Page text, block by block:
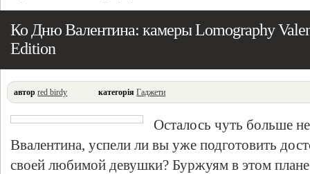
Ко Дню Валентина: камеры Lomography
Edition
автор red birdy категорія Гаджети
Осталось чуть больше
Ввалентина, успели ли вы уже подготовить
своей любимой девушки? Буржуям в этом плане